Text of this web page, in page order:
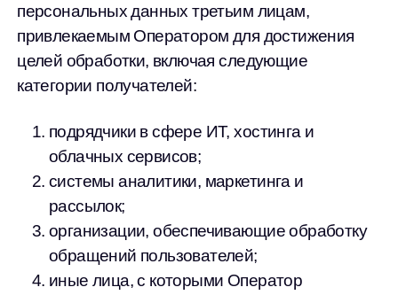
персональных данных третьим лицам,
привлекаемым Оператором для достижения
целей обработки, включая следующие
категории получателей:
подрядчики в сфере ИТ, хостинга и
облачных сервисов;
системы аналитики, маркетинга и
рассылок;
организации, обеспечивающие обработку
обращений пользователей;
иные лица, с которыми Оператор